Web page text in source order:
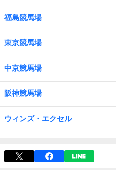
福島競馬場
東京競馬場
中京競馬場
阪神競馬場
ウィンズ・エクセル